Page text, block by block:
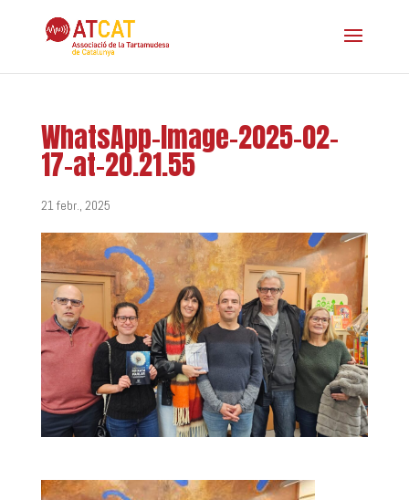
WhatsApp-Image-2025-02-
17-at-20.21.55
21 febr., 2025